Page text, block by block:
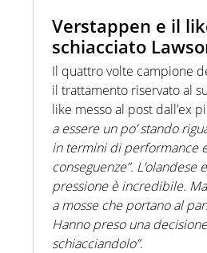
Verstappen e il
schiacciato
Il quattro volte campione
il trattamento riservato al
like messo al post dall’ex
a essere un po’ stando
in termini di performance
conseguenze”.
pressione è incredibile.
a mosse che portano al
Hanno preso una
schiacciandolo”.